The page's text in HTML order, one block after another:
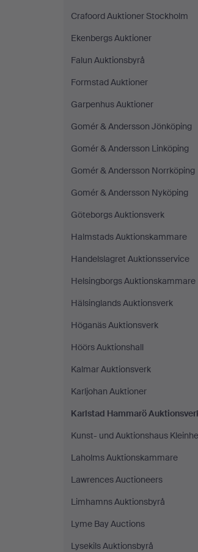
Crafoord Auktioner Stockholm
Ekenbergs Auktioner
Falun Auktionsbyrå
Formstad Auktioner
Garpenhus Auktioner
Gomér & Andersson Jönköping
Gomér & Andersson Linköping
Gomér & Andersson Norrköping
Gomér & Andersson Nyköping
Göteborgs Auktionsverk
Halmstads Auktionskammare
Handelslagret Auktionsservice
Helsingborgs Auktionskammare
Hälsinglands Auktionsverk
Höganäs Auktionsverk
Höörs Auktionshall
Kalmar Auktionsverk
Karljohan Auktioner
Karlstad Hammarö
Kunst- und Auktionshaus
Laholms Auktionskammare
Lawrences Auctioneers
Limhamns Auktionsbyrå
Lyme Bay Auctions
Lysekils Auktionsbyrå